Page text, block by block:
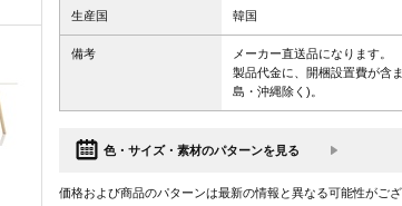
生産国 韓国
備考
メーカー直送品になります。
製品代金に、開梱設置費が含
島・沖縄除く)。
色・サイズ・素材のパターンを見る
価格および商品のパターンは最新の情報と異なる可能性がご